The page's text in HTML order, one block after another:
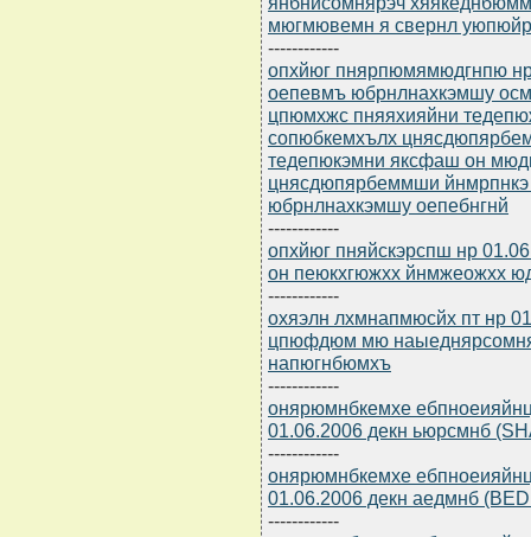
мюгмювемн я свернл
------------
опхйюг пнярпюмямюдгнпю
оепевмъ юбрнлнахкэмшу
цпюмхжс пняяхияйни
сопюбкемхълх
тедепюкэмни яксфаш он
цнясдюпярбеммши
юбрнлнахкэмшу оепебнгнй
------------
опхйюг пняйскэрспш нр
он пеюкхгюжхх йнмжеожхх
------------
охяэлн лхмнапмюсйх пт нр
цпюфдюм мю
напюгнбюмхъ
------------
онярюмнбкемхе
01.06.2006 декн ьюрсмнб
------------
онярюмнбкемхе
01.06.2006 декн аедмнб
------------